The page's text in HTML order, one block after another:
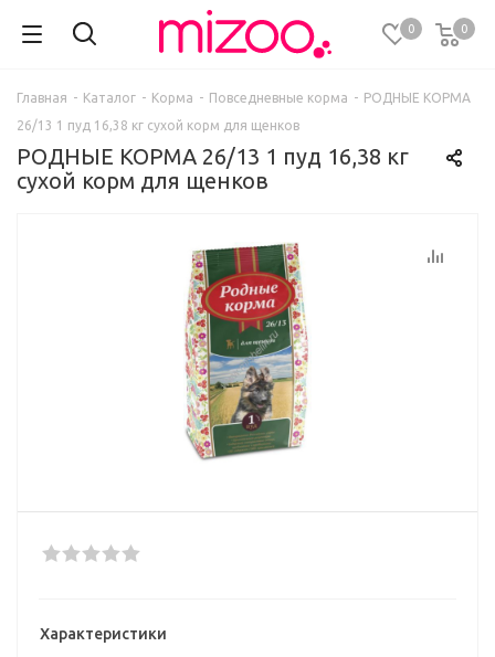
0 0
Главная - Каталог - Корма - Повседневные корма - РОДНЫЕ КОРМА
26/13 1 пуд 16,38 кг сухой корм для щенков
РОДНЫЕ КОРМА 26/13 1 пуд 16,38 кг
сухой корм для щенков
Характеристики